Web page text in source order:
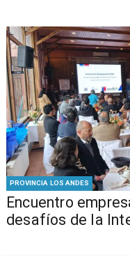
PROVINCIA LOS ANDES
Encuentro
desafíos de la